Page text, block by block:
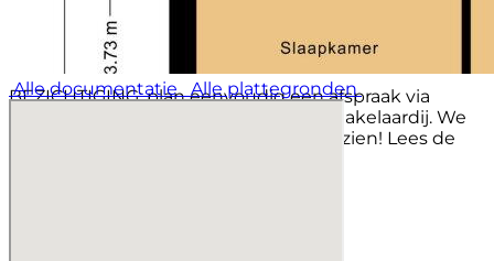
Plan dan snel een bezichtiging via EV Wonen
Makelaardij – we laten je deze mooie woning graag
BEZICHTIGING: plan eenvoudig een afspraak via
Funda of de website van EV Wonen Makelaardij. We
laten deze leuke woning graag aan je zien! Lees de
Alle documentatie Alle plattegronden